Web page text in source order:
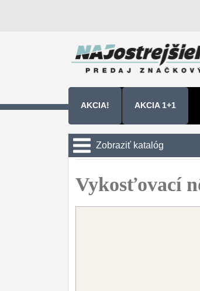
AKCIA! AKCIA 1+1
Zobraziť katalóg
Sady nožov
Vykosťovací